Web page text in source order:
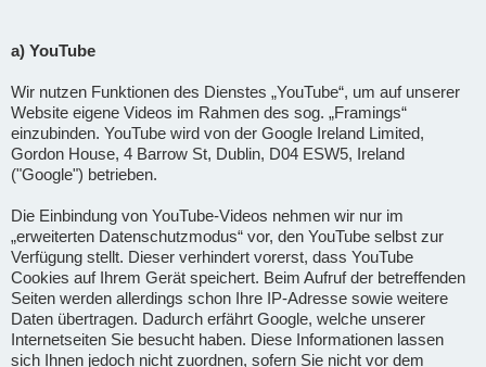
a) YouTube
Wir nutzen Funktionen des Dienstes „YouTube“, um auf unserer
Website eigene Videos im Rahmen des sog. „Framings“
einzubinden. YouTube wird von der Google Ireland Limited,
Gordon House, 4 Barrow St, Dublin, D04 ESW5, Ireland
("Google") betrieben.
Die Einbindung von YouTube-Videos nehmen wir nur im
„erweiterten Datenschutzmodus“ vor, den YouTube selbst zur
Verfügung stellt. Dieser verhindert vorerst, dass YouTube
Cookies auf Ihrem Gerät speichert. Beim Aufruf der betreffenden
Seiten werden allerdings schon Ihre IP-Adresse sowie weitere
Daten übertragen. Dadurch erfährt Google, welche unserer
Internetseiten Sie besucht haben. Diese Informationen lassen
sich Ihnen jedoch nicht zuordnen, sofern Sie nicht vor dem